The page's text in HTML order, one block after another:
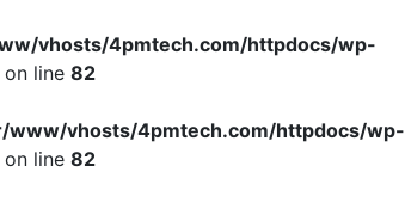
vhosts/4pmtech.com/httpdocs/wp-
on line 82
www/vhosts/4pmtech.com/httpdocs/wp-
on line 82